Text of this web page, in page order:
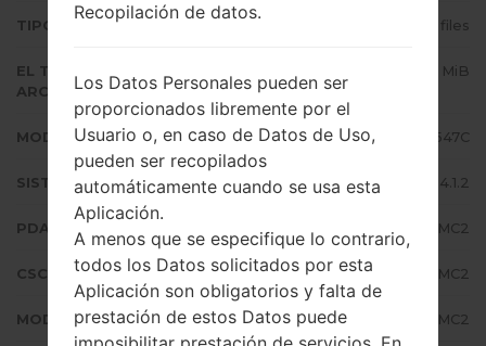
TIPO DE FIRMWARE 4 files
EL TAMAÑO DEL
ARCHIVO
720.38 MiB
MODELO Samsung SGH-I547C
SISTEMA OPERATIVO Android Jelly Bean 4.1.2
PDA/AP VERSIÓN I547CVLUAMC2
CSC VERSIÓN I547COYAAMC2
MODEM/CP VERSIÓN I547CVLAMC2
Recopilación de datos.
Los Datos Personales pueden ser
proporcionados libremente por el
Usuario o, en caso de Datos de Uso,
pueden ser recopilados
automáticamente cuando se usa esta
Aplicación.
A menos que se especifique lo contrario,
todos los Datos solicitados por esta
Aplicación son obligatorios y falta de
prestación de estos Datos puede